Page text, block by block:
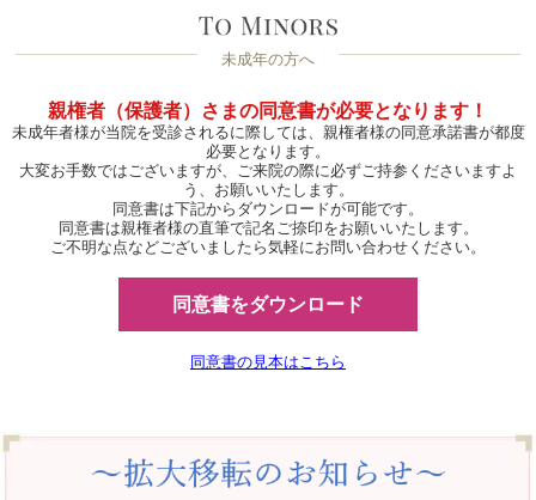
未成年の方へ
親権者（保護者）さまの同意書が必要となります！
未成年者様が当院を受診されるに際しては、親権者様の同意承諾書が都度
必要となります。
大変お手数ではございますが、ご来院の際に必ずご持参くださいますよ
う、お願いいたします。
同意書は下記からダウンロードが可能です。
同意書は親権者様の直筆で記名ご捺印をお願いいたします。
ご不明な点などございましたら気軽にお問い合わせください。
同意書をダウンロード
同意書の見本はこちら